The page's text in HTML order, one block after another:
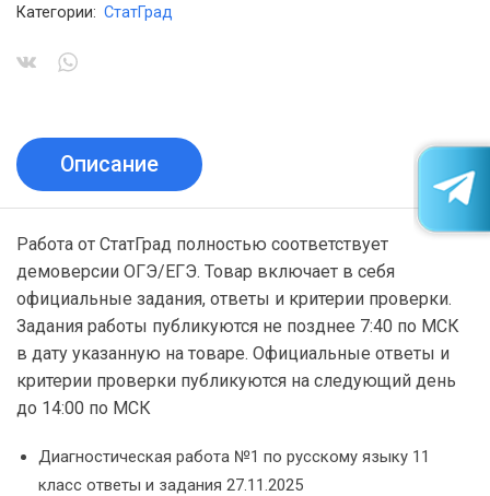
Категории: СтатГрад
Описание
Работа от СтатГрад полностью соответствует
демоверсии ОГЭ/ЕГЭ. Товар включает в себя
официальные задания, ответы и критерии проверки.
Задания работы публикуются не позднее 7:40 по МСК
в дату указанную на товаре. Официальные ответы и
критерии проверки публикуются на следующий день
до 14:00 по МСК
Диагностическая работа №1 по русскому языку 11
класс ответы и задания 27.11.2025